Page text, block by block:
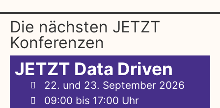
Die nächsten JETZT
Konferenzen
JETZT Data Driven
22. und 23. September 2026
09:00 bis 17:00 Uhr